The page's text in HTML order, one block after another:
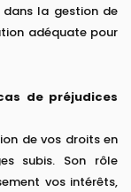
la gestion de
adéquate pour
de préjudices
de vos droits en
subis. Son rôle
vos intérêts,